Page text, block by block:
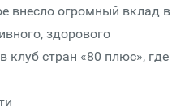
внесло огромный вклад в
здорового
клуб стран «80 плюс», где